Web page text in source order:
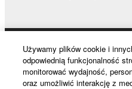
Products & Solutions
Używamy plików cookie i
odpowiednią funkcjonalność
monitorować wydajność,
oraz umożliwić interakcję z